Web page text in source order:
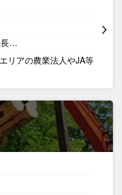
長…
リアの農業法人やJA等